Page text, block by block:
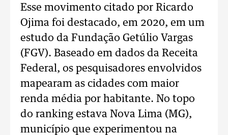
Esse movimento citado por Ricardo
Ojima foi destacado, em 2020, em um
estudo da Fundação Getúlio Vargas
(FGV). Baseado em dados da Receita
Federal, os pesquisadores envolvidos
mapearam as cidades com maior
renda média por habitante. No topo
do ranking estava Nova Lima (MG),
município que experimentou na